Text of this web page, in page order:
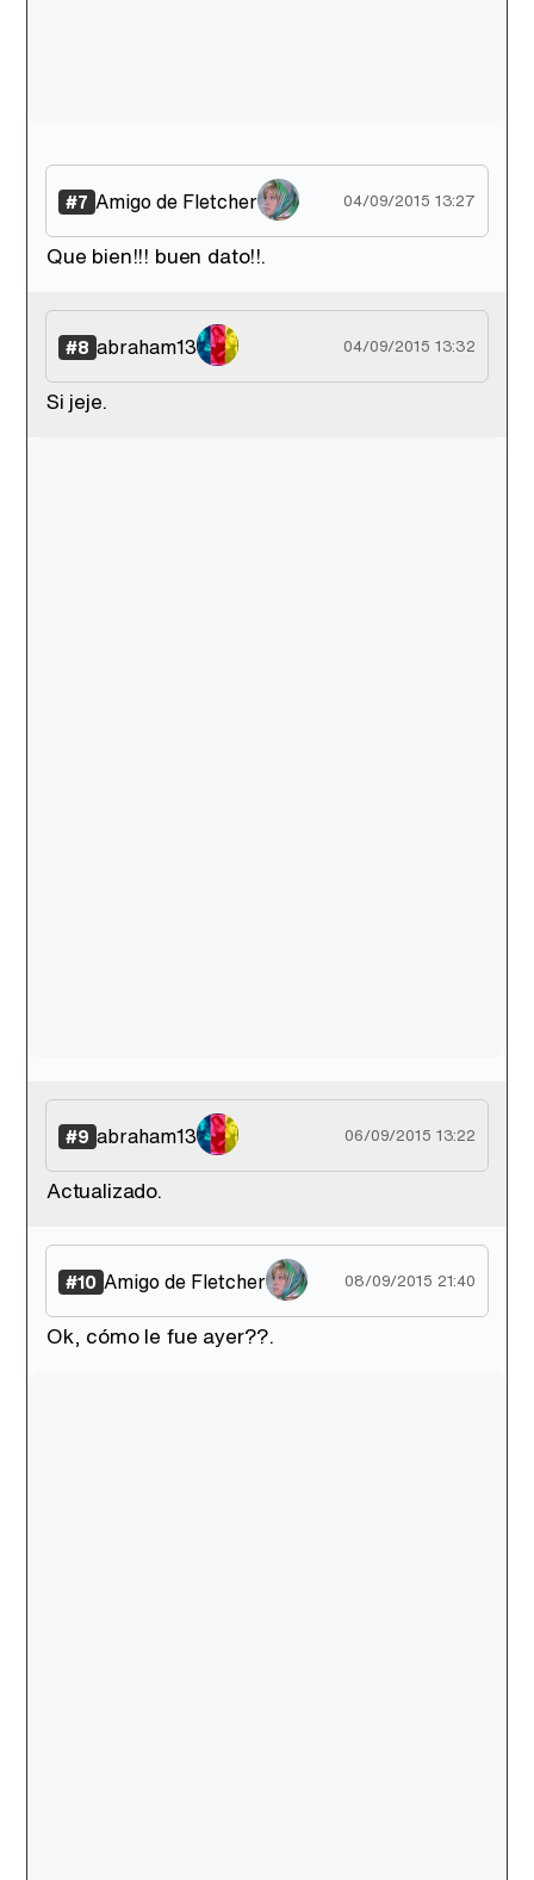
#7 Amigo de Fletcher 04/09/2015 13:27
Que bien!!! buen dato!!.
#8 abraham13 04/09/2015 13:32
Si jeje.
#9 abraham13 06/09/2015 13:22
Actualizado.
#10 Amigo de Fletcher 08/09/2015 21:40
Ok, cómo le fue ayer??.